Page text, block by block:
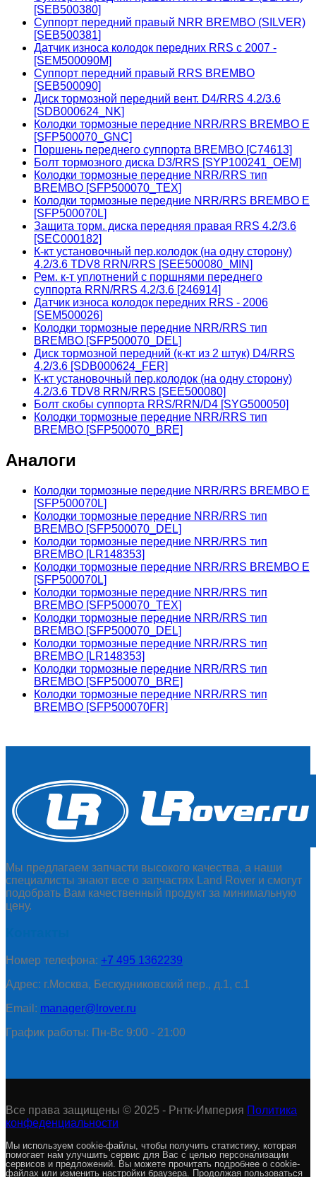
[SEB500380]
Суппорт передний правый NRR BREMBO (SILVER)
[SEB500381]
Датчик износа колодок передних RRS с 2007 -
[SEM500090M]
Суппорт передний правый RRS BREMBO
[SEB500090]
Диск тормозной передний вент. D4/RRS 4.2/3.6
[SDB000624_NK]
Колодки тормозные передние NRR/RRS BREMBO E
[SFP500070_GNC]
Поршень переднего суппорта BREMBO [C74613]
Болт тормозного диска D3/RRS [SYP100241_OEM]
Колодки тормозные передние NRR/RRS тип
BREMBO [SFP500070_TEX]
Колодки тормозные передние NRR/RRS BREMBO E
[SFP500070L]
Защита торм. диска передняя правая RRS 4.2/3.6
[SEC000182]
К-кт установочный пер.колодок (на одну сторону)
4.2/3.6 TDV8 RRN/RRS [SEE500080_MIN]
Рем. к-т уплотнений с поршнями переднего
суппорта RRN/RRS 4.2/3.6 [246914]
Датчик износа колодок передних RRS - 2006
[SEM500026]
Колодки тормозные передние NRR/RRS тип
BREMBO [SFP500070_DEL]
Диск тормозной передний (к-кт из 2 штук) D4/RRS
4.2/3.6 [SDB000624_FER]
К-кт установочный пер.колодок (на одну сторону)
4.2/3.6 TDV8 RRN/RRS [SEE500080]
Болт скобы суппорта RRS/RRN/D4 [SYG500050]
Колодки тормозные передние NRR/RRS тип
BREMBO [SFP500070_BRE]
Аналоги
Колодки тормозные передние NRR/RRS BREMBO E
[SFP500070L]
Колодки тормозные передние NRR/RRS тип
BREMBO [SFP500070_DEL]
Колодки тормозные передние NRR/RRS тип
BREMBO [LR148353]
Колодки тормозные передние NRR/RRS BREMBO E
[SFP500070L]
Колодки тормозные передние NRR/RRS тип
BREMBO [SFP500070_TEX]
Колодки тормозные передние NRR/RRS тип
BREMBO [SFP500070_DEL]
Колодки тормозные передние NRR/RRS тип
BREMBO [LR148353]
Колодки тормозные передние NRR/RRS тип
BREMBO [SFP500070_BRE]
Колодки тормозные передние NRR/RRS тип
BREMBO [SFP500070FR]
Мы предлагаем запчасти высокого качества, а наши
специалисты знают все о запчастях Land Rover и смогут
подобрать Вам качественный продукт за минимальную
цену.
Номер телефона: +7 495 1362239
Адрес: г.Москва, Бескудниковский пер., д.1, с.1
Email: manager@lrover.ru
График работы: Пн-Вс 9:00 - 21:00
Все права защищены © 2025 - Рнтк-Империя Политика
конфеденциальности
Мы используем cookie-файлы, чтобы получить статистику, которая
помогает нам улучшить сервис для Вас с целью персонализации
сервисов и предложений. Вы можете прочитать подробнее о cookie-
файлах или изменить настройки браузера. Продолжая пользоваться